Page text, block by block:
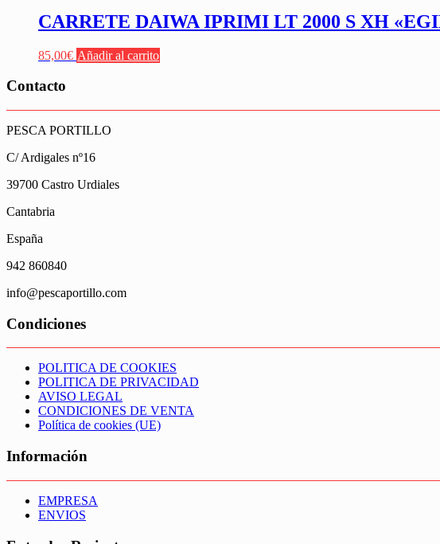
era:
55,00€.
es:
38,00€.
CARRETE DAIWA IPRIMI LT 2000 S XH
85,00€ Añadir al carrito
Contacto
PESCA PORTILLO
C/ Ardigales nº16
39700 Castro Urdiales
Cantabria
España
942 860840
info@pescaportillo.com
Condiciones
POLITICA DE COOKIES
POLITICA DE PRIVACIDAD
AVISO LEGAL
CONDICIONES DE VENTA
Política de cookies (UE)
Información
EMPRESA
ENVIOS